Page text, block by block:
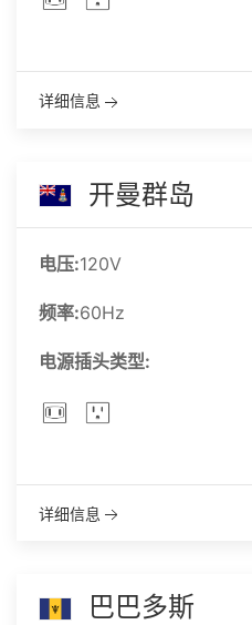
详细信息
开曼群岛
电压:120V
频率:60Hz
电源插头类型:
详细信息
巴巴多斯